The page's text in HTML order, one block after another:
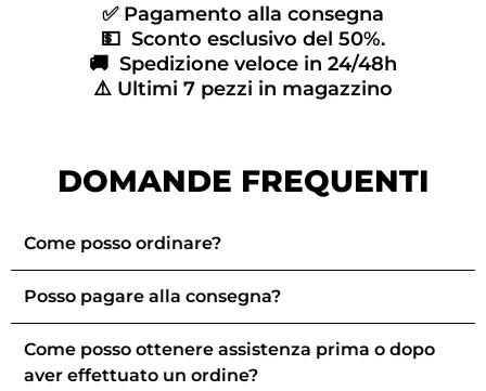
✅ Pagamento alla consegna
💵 Sconto esclusivo del 50%.
🚚 Spedizione veloce in 24/48h
⚠️ Ultimi 7 pezzi in magazzino
DOMANDE FREQUENTI
Come posso ordinare?
Posso pagare alla consegna?
Come posso ottenere assistenza prima o dopo
aver effettuato un ordine?